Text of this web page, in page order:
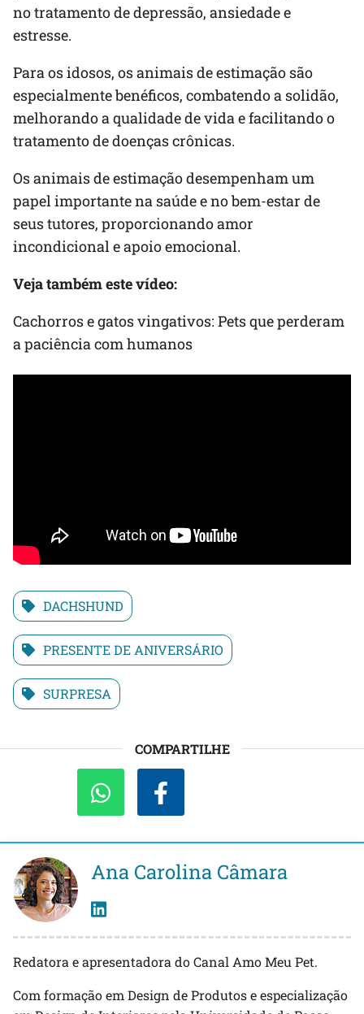
no tratamento de depressão, ansiedade e
estresse.
Para os idosos, os animais de estimação são
especialmente benéficos, combatendo a solidão,
melhorando a qualidade de vida e facilitando o
tratamento de doenças crônicas.
Os animais de estimação desempenham um
papel importante na saúde e no bem-estar de
seus tutores, proporcionando amor
incondicional e apoio emocional.
Veja também este vídeo:
Cachorros e gatos vingativos: Pets que perderam
a paciência com humanos
DACHSHUND
PRESENTE DE ANIVERSÁRIO
SURPRESA
COMPARTILHE
Ana Carolina Câmara
Redatora e apresentadora do Canal Amo Meu Pet.
Com formação em Design de Produtos e especialização